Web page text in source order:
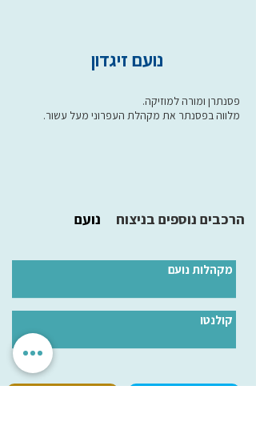
נועם זיגדון
פסנתרן ומורה למוזיקה.
מלווה בפסנתר את מקהלת העפרוני מעל עשור.
נועם הרכבים נוספים בניצוח
מקהלות נועם
קולנטו
לאשר הכל הגדרות אישיות